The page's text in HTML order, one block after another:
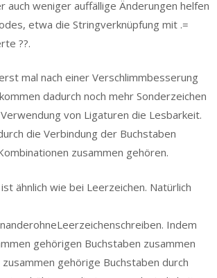
auch weniger auffällige Änderungen helfen
etwa die Stringverknüpfung mit .=
??.
mal nach einer Verschlimmbesserung
dadurch noch mehr Sonderzeichen
von Ligaturen die Lesbarkeit.
die Verbindung der Buchstaben
zusammen gehören.
ähnlich wie bei Leerzeichen. Natürlich
Indem
gehörigen Buchstaben zusammen
gehörige Buchstaben durch